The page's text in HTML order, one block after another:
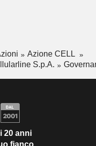
Azione CELL
S.p.A.
20 anni